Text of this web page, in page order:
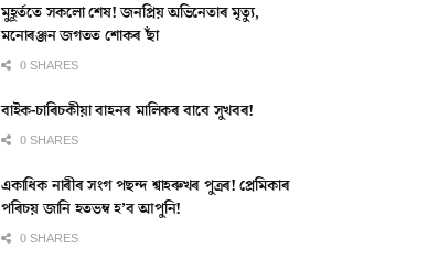
মুহূৰ্ততে সকলো শেষ! জনপ্ৰিয় অভিনেতাৰ মৃত্যু,
মনোৰঞ্জন জগতত শোকৰ ছাঁ
0 SHARES
বাইক-চাৰিচকীয়া বাহনৰ মালিকৰ বাবে সুখবৰ!
0 SHARES
একাধিক নাৰীৰ সংগ পছন্দ শ্বাহৰুখৰ পুত্ৰৰ! প্ৰেমিকাৰ
পৰিচয় জানি হতভম্ব হ’ব আপুনি!
0 SHARES